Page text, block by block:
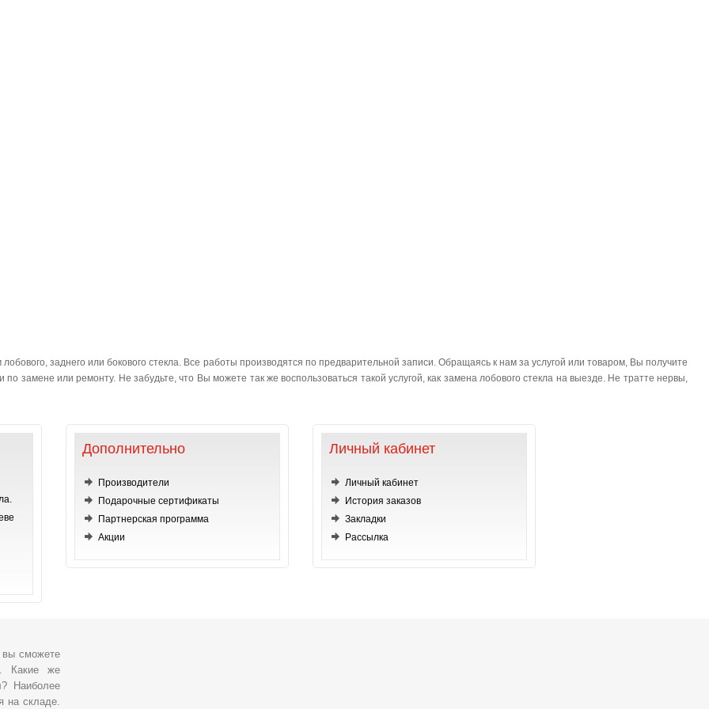
заднего или бокового стекла. Все работы производятся по предварительной записи. Обращаясь к нам за услугой или товаром, Вы получите
замене или ремонту. Не забудьте, что Вы можете так же воспользоваться такой услугой, как замена лобового стекла на выезде. Не тратте нервы,
Дополнительно
Производители
Подарочные сертификаты
Партнерская программа
Акции
Личный кабинет
Личный кабинет
История заказов
Закладки
Рассылка
вы сможете
Какие же
Наиболее
на складе.